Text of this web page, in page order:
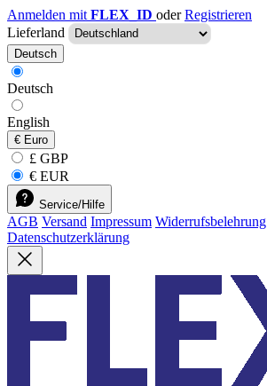
Anmelden mit FLEX_ID oder Registrieren
Lieferland
Deutsch
Deutsch
English
€ Euro
£ GBP
€ EUR
Service/Hilfe
AGB Versand Impressum Widerrufsbelehrung
Datenschutzerklärung